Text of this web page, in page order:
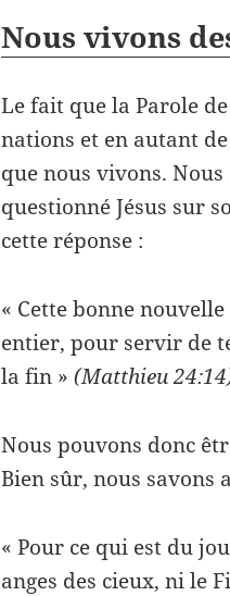
Nous vivons
Le fait que la Parole
nations et en autant
que nous vivons.
questionné Jésus sur
cette réponse :
« Cette bonne
entier, pour servir de
la fin »(Matthieu
Nous pouvons donc
Bien sûr, nous savons
« Pour ce qui est du
anges des cieux, ni le